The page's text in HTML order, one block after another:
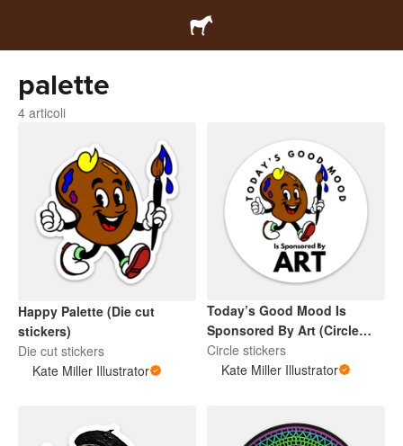
palette
4 articoli
Happy Palette (Die cut
stickers)
Die cut stickers
Kate Miller Illustrator
Today’s Good Mood Is
Sponsored By Art (Circle
Sticker)
Circle stickers
Kate Miller Illustrator